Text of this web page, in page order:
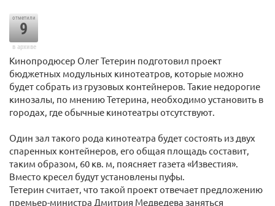
отметили
9
в архиве
Кинопродюсер Олег Тетерин подготовил проект
бюджетных модульных кинотеатров, которые можно
будет собрать из грузовых контейнеров. Такие недорогие
кинозалы, по мнению Тетерина, необходимо установить в
городах, где обычные кинотеатры отсутствуют.
Один зал такого рода кинотеатра будет состоять из двух
спаренных контейнеров, его общая площадь составит,
таким образом, 60 кв. м, поясняет газета «Известия».
Вместо кресел будут установлены пуфы.
Тетерин считает, что такой проект отвечает предложению
премьер-министра Дмитрия Медведева заняться